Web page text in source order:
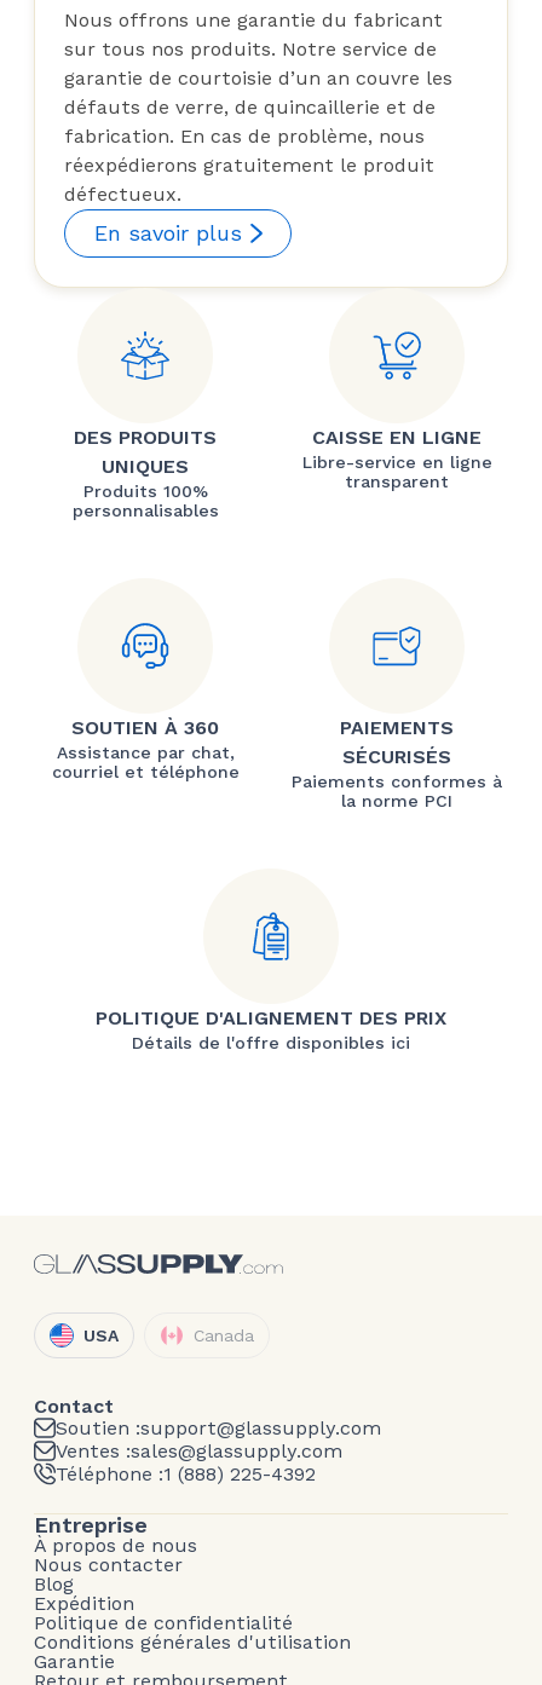
Nous offrons une garantie du fabricant
sur tous nos produits. Notre service de
garantie de courtoisie d’un an couvre les
défauts de verre, de quincaillerie et de
fabrication. En cas de problème, nous
réexpédierons gratuitement le produit
défectueux.
En savoir plus
DES PRODUITS
UNIQUES
Produits 100%
personnalisables
CAISSE EN LIGNE
Libre-service en ligne
transparent
SOUTIEN À 360
Assistance par chat,
courriel et téléphone
PAIEMENTS
SÉCURISÉS
Paiements conformes à
la norme PCI
POLITIQUE D'ALIGNEMENT DES PRIX
Détails de l'offre disponibles ici
USA Canada
Contact
Soutien :support@glassupply.com
Ventes :sales@glassupply.com
Téléphone :1 (888) 225-4392
Entreprise
À propos de nous
Nous contacter
Blog
Expédition
Politique de confidentialité
Conditions générales d'utilisation
Garantie